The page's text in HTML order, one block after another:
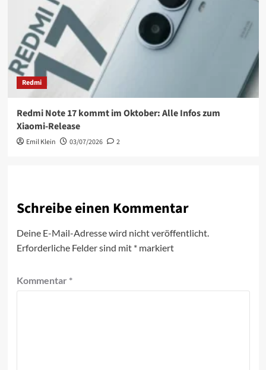
Redmi
Redmi Note 17 kommt im Oktober: Alle Infos zum
Xiaomi-Release
Emil Klein 03/07/2026 2
Schreibe einen Kommentar
Deine E-Mail-Adresse wird nicht veröffentlicht.
Erforderliche Felder sind mit *markiert
Kommentar *